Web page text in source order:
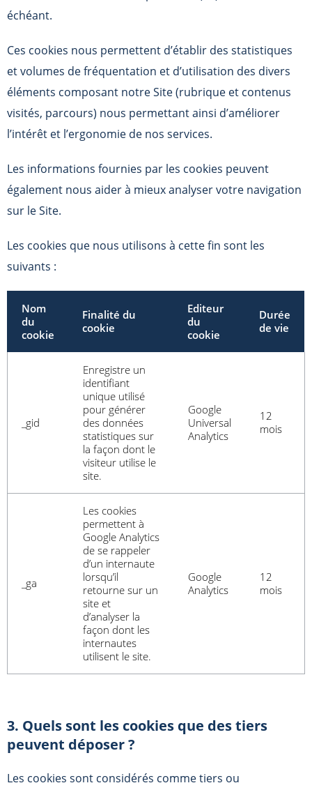
échéant.
Ces cookies nous permettent d’établir des statistiques
et volumes de fréquentation et d’utilisation des divers
éléments composant notre Site (rubrique et contenus
visités, parcours) nous permettant ainsi d’améliorer
l’intérêt et l’ergonomie de nos services.
Les informations fournies par les cookies peuvent
également nous aider à mieux analyser votre navigation
sur le Site.
Les cookies que nous utilisons à cette fin sont les
suivants :
Nom
du
cookie
Finalité du
cookie
Editeur
du
cookie
Durée
de vie
_gid
Enregistre un
identifiant
unique utilisé
pour générer
des données
statistiques sur
la façon dont le
visiteur utilise le
site.
Google
Universal
Analytics
12
mois
_ga
Les cookies
permettent à
Google Analytics
de se rappeler
d’un internaute
lorsqu’il
retourne sur un
site et
d’analyser la
façon dont les
internautes
utilisent le site.
Google
Analytics
12
mois
3. Quels sont les cookies que des tiers
peuvent déposer ?
Les cookies sont considérés comme tiers ou